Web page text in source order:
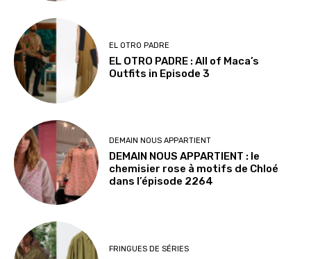
EL OTRO PADRE
EL OTRO PADRE : All of Maca’s
Outfits in Episode 3
DEMAIN NOUS APPARTIENT
DEMAIN NOUS APPARTIENT : le
chemisier rose à motifs de Chloé
dans l’épisode 2264
FRINGUES DE SÉRIES